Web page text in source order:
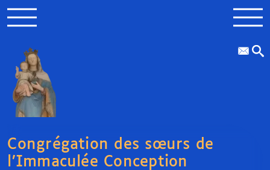
Congrégation des sœurs de
l’Immaculée Conception